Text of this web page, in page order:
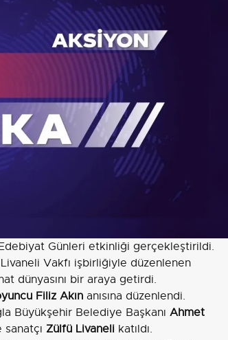
Günleri etkinliği gerçekleştirildi.
Vakfı işbirliğiyle düzenlenen
dünyasını bir araya getirdi.
Filiz Akın anısına düzenlendi.
Büyükşehir Belediye Başkanı Ahmet
sanatçı Zülfü Livaneli katıldı.